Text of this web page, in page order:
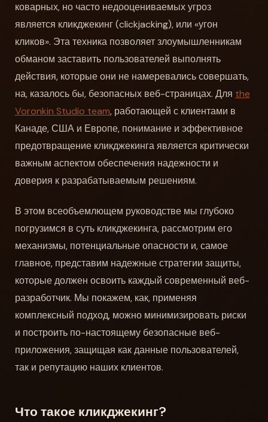
коварных, но часто недооцениваемых угроз
является кликджекинг (clickjacking), или «угон
кликов». Эта техника позволяет злоумышленникам
обманом заставить пользователей выполнять
действия, которые они не намеревались совершать,
на, казалось бы, безопасных веб-страницах. Для the
Voronkin Studio team, работающей с клиентами в
Канаде, США и Европе, понимание и эффективное
предотвращение кликджекинга является критически
важным аспектом обеспечения надежности и
доверия к разрабатываемым решениям.
В этом всеобъемлющем руководстве мы глубоко
погрузимся в суть кликджекинга, рассмотрим его
механизмы, потенциальные опасности и, самое
главное, представим надежные стратегии защиты,
которые должен освоить каждый современный веб-
разработчик. Мы покажем, как, применяя
комплексный подход, можно минимизировать риски
и построить по-настоящему безопасные веб-
приложения, защищая как данные пользователей,
так и репутацию наших клиентов.
Что такое кликджекинг?